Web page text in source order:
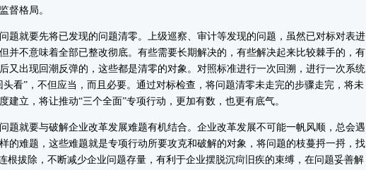
督格局。
就要先将已发现的问题清零。上级巡察、审计等发现的问题，虽然已对标对表进
并不意味着全部已整改彻底。有些需要长期解决的，有些解决起来比较棘手的，有
又出现回潮反弹的，这些都是清零的对象。对照标准进行一次回溯，进行一次系统
头看”，不但应当，而且必要。通过对标检查，将问题清零未走完的步骤走完，将未
建立，将让推动“三个全面”专项行动，更加有数，也更有底气。
就要与破解企业改革发展难题有机结合。企业改革发展不可能一帆风顺，总会遇
的难题，这些难题就是专项行动所要攻克和破解的对象，将问题的枝蔓捋一捋，找
根拔除，不断减少企业问题存量，有利于企业摆脱沉疴旧疾的束缚，在问题妥善解